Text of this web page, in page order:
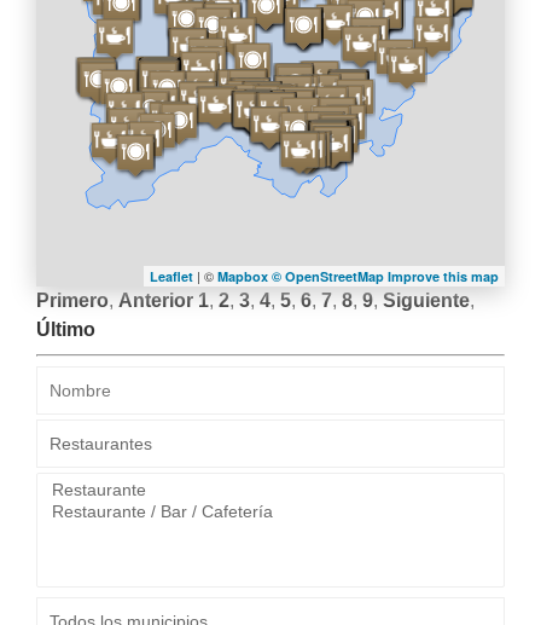
Leaflet | © Mapbox © OpenStreetMap Improve this map
Primero, Anterior 1, 2, 3, 4, 5, 6, 7, 8, 9, Siguiente,
Último